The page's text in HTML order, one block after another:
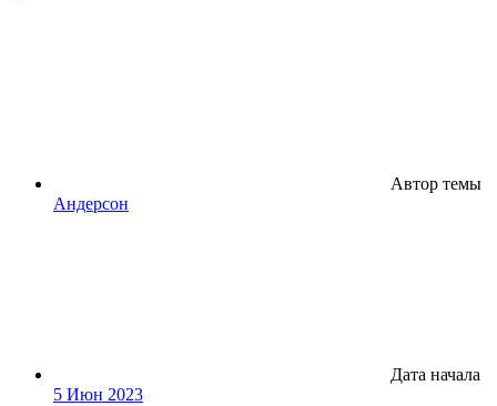
Автор темы
Андерсон
Дата начала
5 Июн 2023